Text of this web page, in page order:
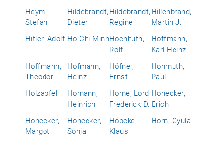
Heym,
Stefan
Hildebrandt,
Dieter
Hildebrandt,
Regine
Hillenbrand,
Martin J.
Hitler, Adolf Ho Chi MinhHochhuth,
Rolf
Hoffmann,
Karl-Heinz
Hoffmann,
Theodor
Hofmann,
Heinz
Höfner,
Ernst
Hohmuth,
Paul
Holzapfel
Homann,
Heinrich
Home, Lord
Frederick D.
Honecker,
Erich
Honecker,
Margot
Honecker,
Sonja
Höpcke,
Klaus
Horn, Gyula